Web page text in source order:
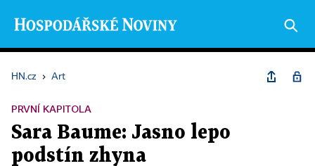
HN.cz › Art
PRVNÍ KAPITOLA
Sara Baume: Jasno lepo
podstín zhyna